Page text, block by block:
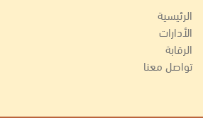
الرئيسية
الأدارات
الرقابة
تواصل معنا